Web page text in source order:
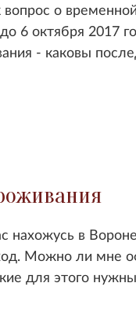
о
6 октября 2017
- каковы
нахожусь в
Можно ли мне
для этого